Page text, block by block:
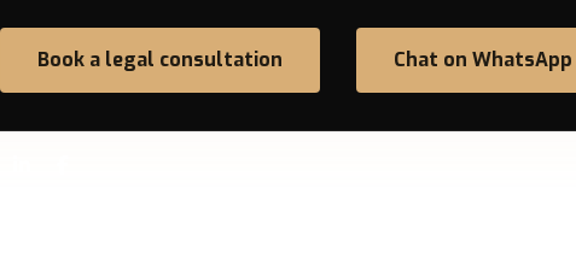
Book a legal consultation Chat on WhatsApp